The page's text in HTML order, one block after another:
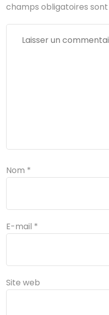
champs obligatoires sont
Nom *
E-mail *
Site web